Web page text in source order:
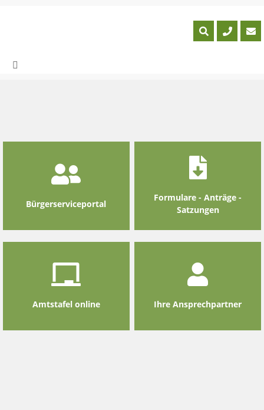
content
Bürgerserviceportal
Formulare - Anträge -
Satzungen
Amtstafel online Ihre Ansprechpartner